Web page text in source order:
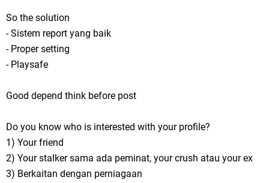
So the solution
- Sistem report yang baik
- Proper setting
- Playsafe
Good depend think before post
Do you know who is interested with your profile?
1) Your friend
2) Your stalker sama ada peminat, your crush atau your ex
3) Berkaitan dengan perniagaan